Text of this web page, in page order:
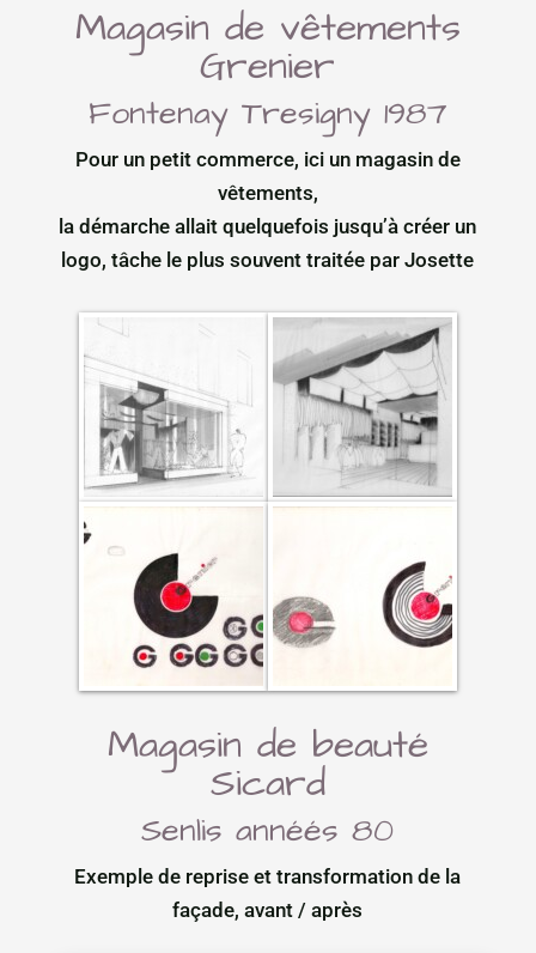
Magasin de vêtements
Grenier
Fontenay Tresigny 1987
Pour un petit commerce, ici un magasin de
vêtements,
la démarche allait quelquefois jusqu’à créer un
logo, tâche le plus souvent traitée par Josette
Magasin de beauté
Sicard
Senlis annéés 80
Exemple de reprise et transformation de la
façade, avant / après